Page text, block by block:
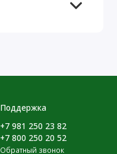
Поддержка
+7 981 250 23 82
+7 800 250 20 52
Обратный звонок